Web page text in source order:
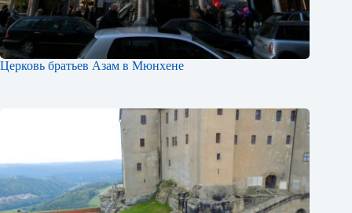
Церковь братьев Азам в Мюнхене